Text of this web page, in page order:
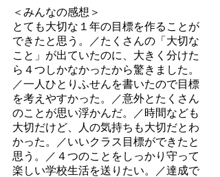
＜みんなの感想＞
とても大切な１年の目標を作ることが
できたと思う。／たくさんの「大切な
こと」が出ていたのに、大きく分けた
ら４つしかなかったから驚きました。
／一人ひとりふせんを書いたので目標
を考えやすかった。／意外とたくさん
のことが思い浮かんだ。／時間なども
大切だけど、人の気持ちも大切だとわ
かった。／いいクラス目標ができたと
思う。／４つのことをしっかり守って
楽しい学校生活を送りたい。／達成で